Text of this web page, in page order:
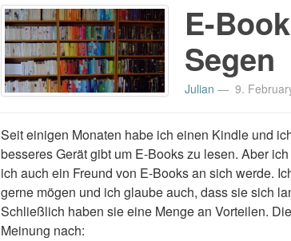
E-
Segen
Julian — 9.
Seit einigen Monaten habe ich einen Kindle und
besseres Gerät gibt um E-Books zu lesen. Aber
ich auch ein Freund von E-Books an sich werde.
gerne mögen und ich glaube auch, dass sie sich
Schließlich haben sie eine Menge an Vorteilen.
Meinung nach: